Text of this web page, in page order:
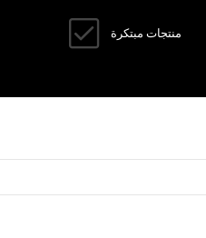
منتجات مبتكرة